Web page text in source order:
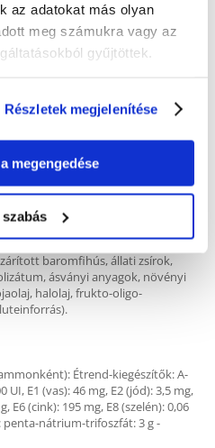
az adatokat más olyan
meg számukra vagy az
gyűjtöttek.
Részletek megjelenítése
megengedése
Húgyúti S/O Kistestű kutyák
feloldására 5-12 hétig, a kiújulásuk
baromfihús, állati zsírok,
ásványi anyagok, növényi
halolaj, frukto-oligo-
Étrend-kiegészítők: A-
E1 (vas): 46 mg, E2 (jód): 3,5 mg,
E6 (cink): 195 mg, E8 (szelén): 0,06
penta-nátrium-trifoszfát: 3 g -